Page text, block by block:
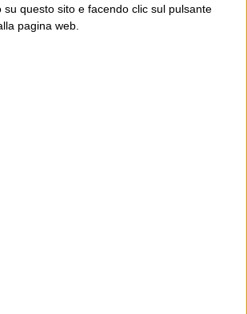
su questo sito e facendo clic sul pulsante
pagina web.